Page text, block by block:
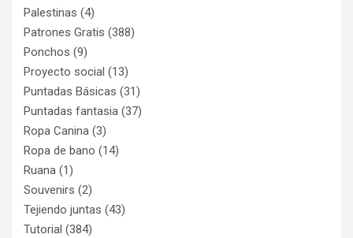
Palestinas (4)
Patrones Gratis (388)
Ponchos (9)
Proyecto social (13)
Puntadas Básicas (31)
Puntadas fantasia (37)
Ropa Canina (3)
Ropa de bano (14)
Ruana (1)
Souvenirs (2)
Tejiendo juntas (43)
Tutorial (384)